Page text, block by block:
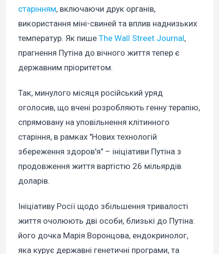
старінням, включаючи друк органів,
використання міні-свиней та вплив наднизьких
температур. Як пише The Wall Street Journal,
прагнення Путіна до вічного життя тепер є
державним пріоритетом.
Так, минулого місяця російський уряд
оголосив, що вчені розробляють генну терапію,
спрямовану на уповільнення клітинного
старіння, в рамках "Нових технологій
збереження здоров'я" – ініціативи Путіна з
продовження життя вартістю 26 мільярдів
доларів.
Ініціативу Росії щодо збільшення тривалості
життя очолюють дві особи, близькі до Путіна:
його дочка Марія Воронцова, ендокринолог,
яка курує державні генетичні програми, та